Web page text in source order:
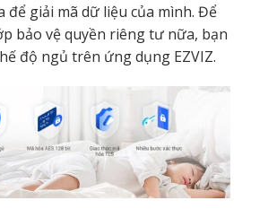
để giải mã dữ liệu của mình. Để
bảo vệ quyền riêng tư nữa, bạn
độ ngủ trên ứng dụng EZVIZ.